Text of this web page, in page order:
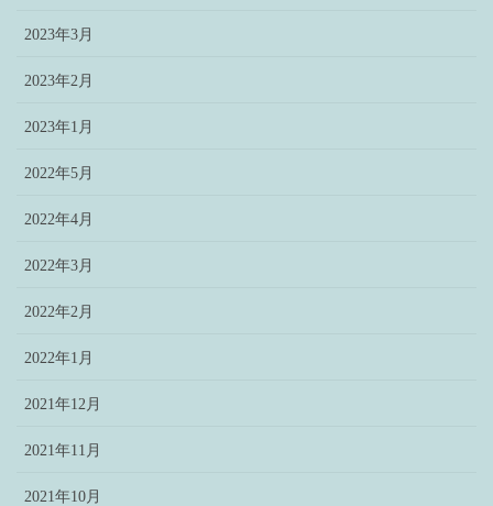
2023年3月
2023年2月
2023年1月
2022年5月
2022年4月
2022年3月
2022年2月
2022年1月
2021年12月
2021年11月
2021年10月